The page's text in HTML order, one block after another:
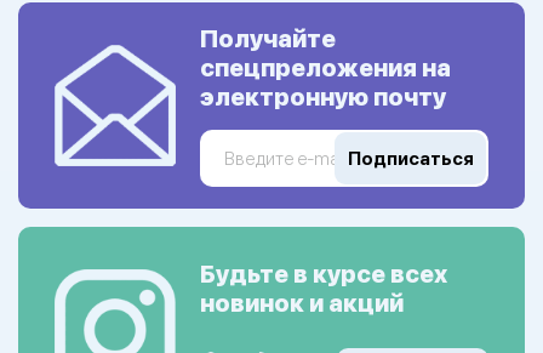
Получайте
спецпреложения на
электронную почту
Подписаться
Будьте в курсе всех
новинок и акций